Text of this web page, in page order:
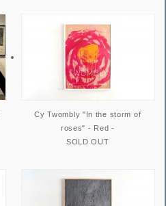
Cy Twombly "In the storm of
roses" - Red -
SOLD OUT